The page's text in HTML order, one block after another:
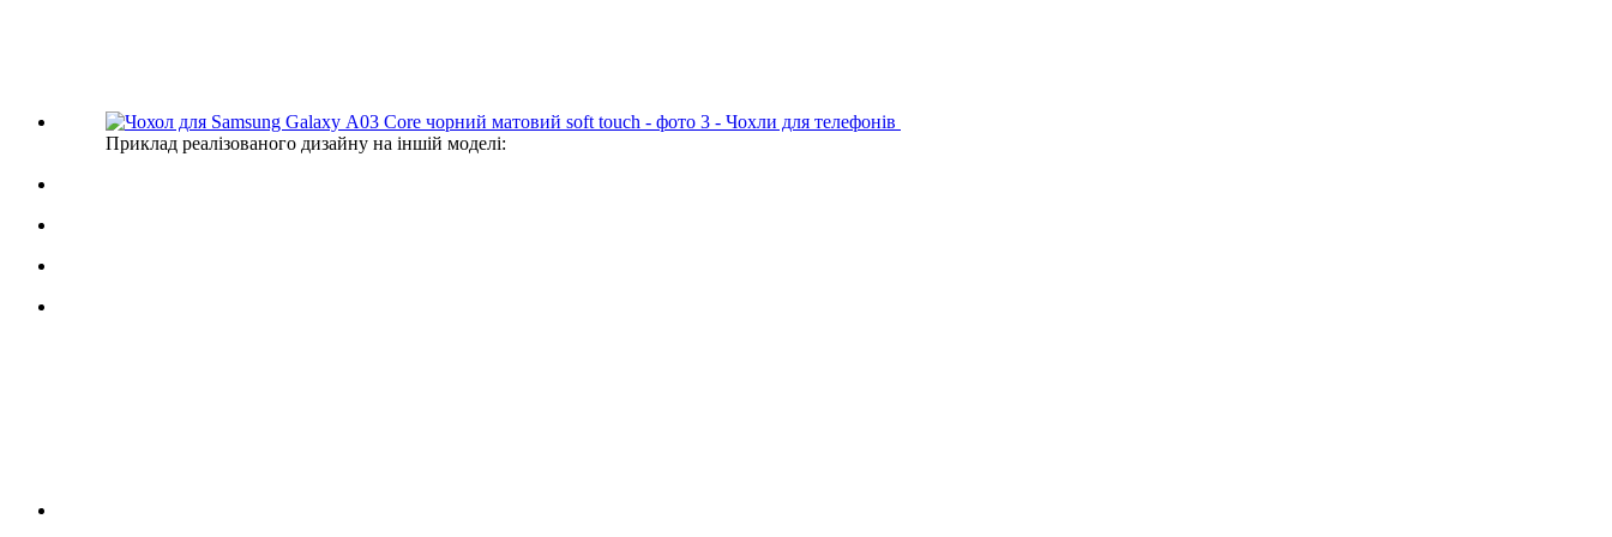
Приклад реалізованого дизайну на іншій моделі: